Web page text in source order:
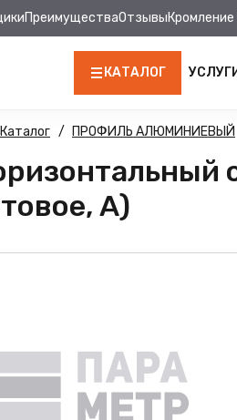
ПреимуществаОтзывы
КАТАЛОГ
ЛДСП
КРОМКА
МДФ
МДФ ПАНЕЛИ
ФУРНИТУРА
ПРОФИЛЬ
Каталог ПРОФИЛЬ АЛЮМИНИЕВЫЙ
А)